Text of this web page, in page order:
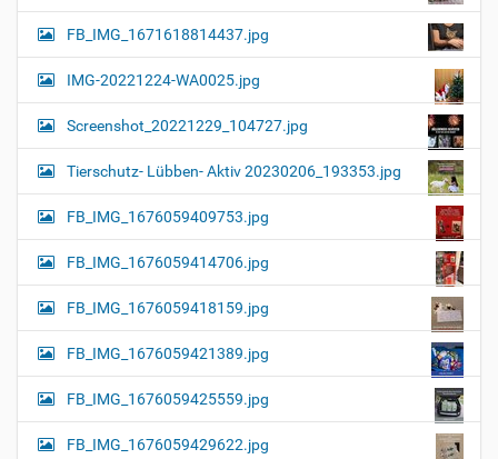
FB_IMG_1671618814437.jpg
IMG-20221224-WA0025.jpg
Screenshot_20221229_104727.jpg
Tierschutz- Lübben- Aktiv 20230206_193353.jpg
FB_IMG_1676059409753.jpg
FB_IMG_1676059414706.jpg
FB_IMG_1676059418159.jpg
FB_IMG_1676059421389.jpg
FB_IMG_1676059425559.jpg
FB_IMG_1676059429622.jpg